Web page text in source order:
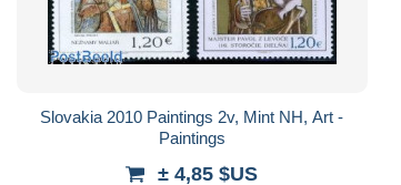
Slovakia 2010 Paintings 2v, Mint NH, Art -
Paintings
± 4,85 $US